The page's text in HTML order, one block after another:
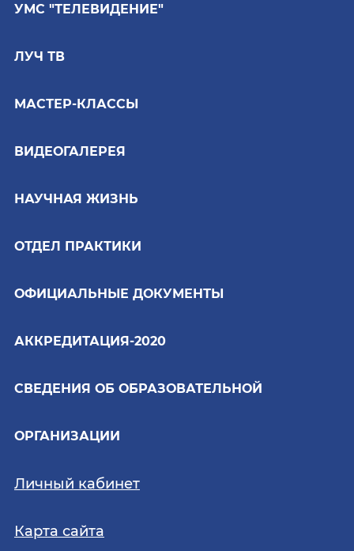
УМС "ТЕЛЕВИДЕНИЕ"
ЛУЧ ТВ
МАСТЕР-КЛАССЫ
ВИДЕОГАЛЕРЕЯ
НАУЧНАЯ ЖИЗНЬ
ОТДЕЛ ПРАКТИКИ
ОФИЦИАЛЬНЫЕ ДОКУМЕНТЫ
АККРЕДИТАЦИЯ-2020
СВЕДЕНИЯ ОБ ОБРАЗОВАТЕЛЬНОЙ
ОРГАНИЗАЦИИ
Личный кабинет
Карта сайта